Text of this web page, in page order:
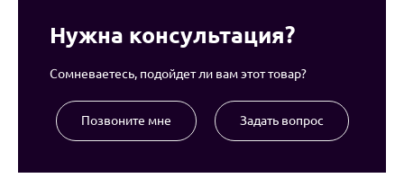
Нужна консультация?
Сомневаетесь, подойдет ли вам этот товар?
Позвоните мне Задать вопрос